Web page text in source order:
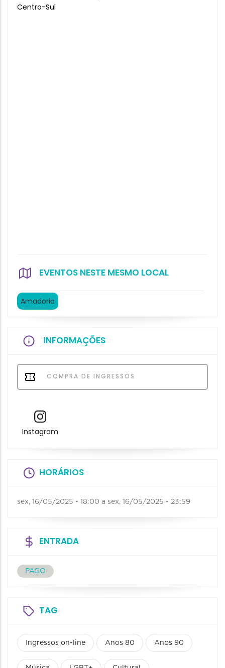
Centro-Sul
EVENTOS NESTE MESMO LOCAL
Amadoria
INFORMAÇÕES
COMPRA DE INGRESSOS
Instagram
HORÁRIOS
sex, 16/05/2025 - 18:00 a sex, 16/05/2025 - 23:59
ENTRADA
PAGO
TAG
Ingressos on-line Anos 80 Anos 90